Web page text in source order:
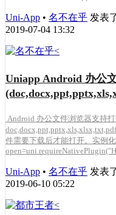
Uni-App • 名不在乎 发表
2019-07-04 13:32
Uniapp Android 办公
Android 办公文件浏览器支持
件需要下载后才能打开。实例
Uni-App • 名不在乎 发表
2019-06-10 05:22